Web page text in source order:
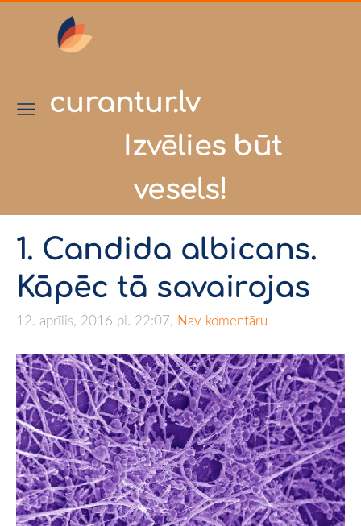
curantur.lv
Izvēlies būt
vesels!
1. Candida albicans.
Kāpēc tā savairojas
12. aprīlis, 2016 pl. 22:07, Nav komentāru